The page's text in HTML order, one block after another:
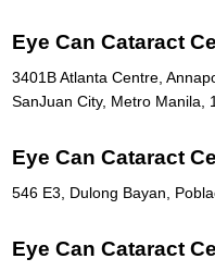
Eye Can Cataract
3401B Atlanta Centre,
SanJuan City, Metro Manila,
Eye Can Cataract
546 E3, Dulong Bayan,
Eye Can Cataract